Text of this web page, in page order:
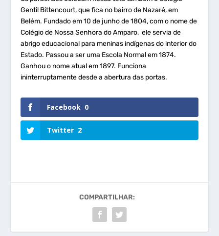
Gentil Bittencourt, que fica no bairro de Nazaré, em
Belém. Fundado em 10 de junho de 1804, com o nome de
Colégio de Nossa Senhora do Amparo, ele servia de
abrigo educacional para meninas indígenas do interior do
Estado. Passou a ser uma Escola Normal em 1874.
Ganhou o nome atual em 1897. Funciona
ininterruptamente desde a abertura das portas.
Facebook 0
Twitter 2
COMPARTILHAR: